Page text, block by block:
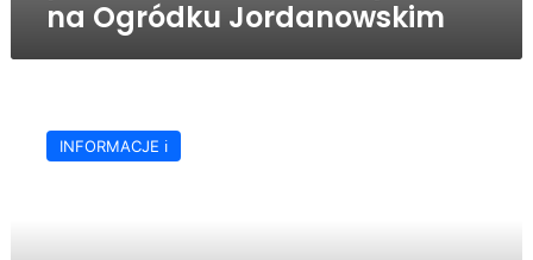
na Ogródku Jordanowskim
najbliższy
wtorekINFORMACJE ℹ️